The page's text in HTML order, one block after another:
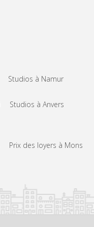
Studios à Namur
Studios à Anvers
Prix des loyers à Mons